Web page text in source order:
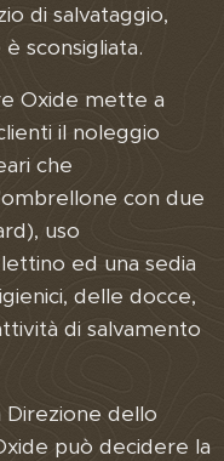
di salvataggio,
sconsigliata.
Oxide mette a
il noleggio
che
con due
uso
ed una sedia
delle docce,
di salvamento
dello
può decidere la